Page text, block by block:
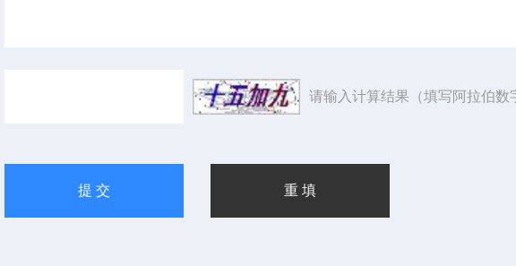
请输入计算结果（填写阿拉伯数